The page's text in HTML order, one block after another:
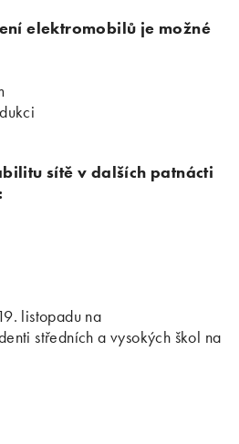
elektromobilů je možné
sítě v dalších patnácti
listopadu na
středních a vysokých škol na